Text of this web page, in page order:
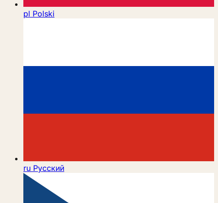
pl Polski
ru Русский